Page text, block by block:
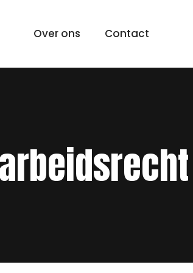
Over ons Contact